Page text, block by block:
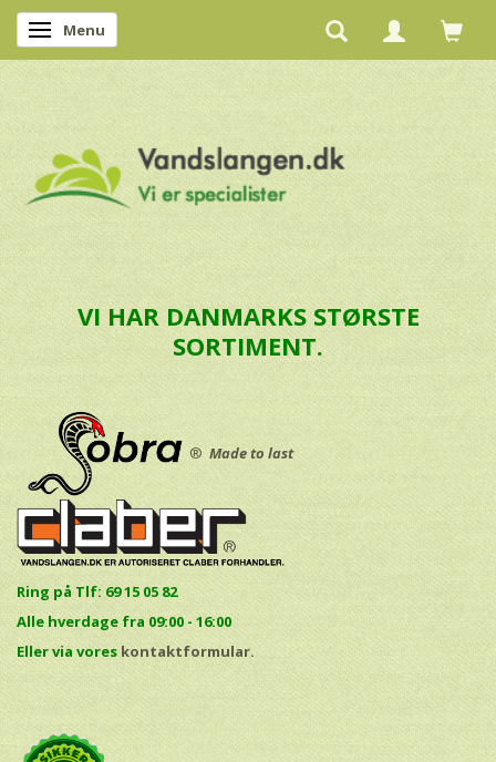
Skifte navigation
Menu
VI HAR DANMARKS STØRSTE
SORTIMENT.
® Made to last
Ring på Tlf: 69 15 05 82
Alle hverdage fra 09:00 - 16:00
Eller via vores kontaktformular.